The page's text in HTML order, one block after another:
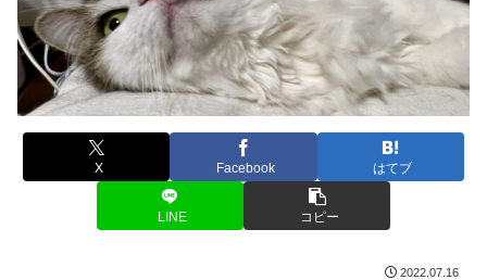
X Facebook はてブ
LINE コピー
2022.07.16